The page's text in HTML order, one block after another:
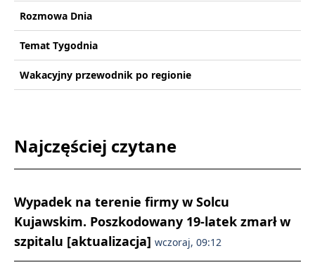
Rozmowa Dnia
Temat Tygodnia
Wakacyjny przewodnik po regionie
Najczęściej czytane
Wypadek na terenie firmy w Solcu
Kujawskim. Poszkodowany 19-latek zmarł w
szpitalu [aktualizacja] wczoraj, 09:12